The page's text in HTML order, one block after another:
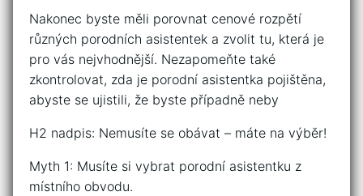
Nakonec byste měli porovnat cenové rozpětí
různých porodních asistentek a zvolit tu, která je
pro vás nejvhodnější. Nezapomeňte také
zkontrolovat, zda je porodní asistentka pojištěna,
abyste se ujistili, že byste případně neby
H2 nadpis: Nemusíte se obávat – máte na výběr!
Myth 1: Musíte si vybrat porodní asistentku z
místního obvodu.